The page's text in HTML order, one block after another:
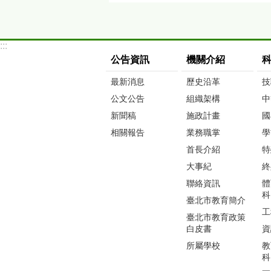
:::
公告資訊
最新消息
公文公告
新聞稿
相關報告
機關介紹
歷史沿革
組織架構
施政計畫
業務職掌
首長介紹
大事紀
聯絡資訊
臺北市教育簡介
臺北市教育政策
白皮書
所屬學校
科
科